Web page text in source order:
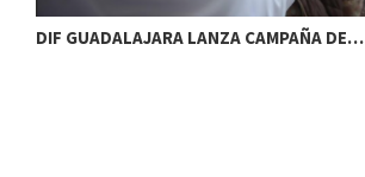
DIF GUADALAJARA LANZA CAMPAÑA DE…